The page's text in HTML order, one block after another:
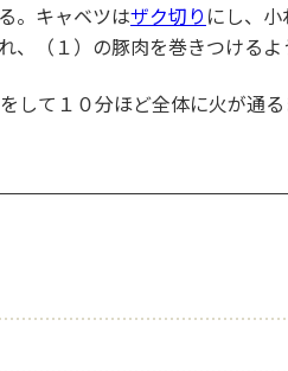
。キャベツはザク切り にし、
、（１）の豚肉を巻きつける
して１０分ほど全体に火が通